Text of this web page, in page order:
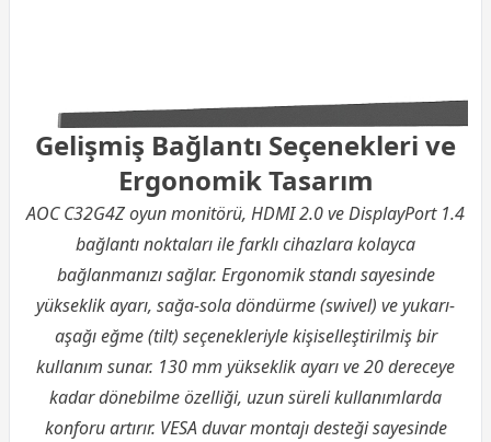
Gelişmiş Bağlantı Seçenekleri ve
Ergonomik Tasarım
AOC C32G4Z oyun monitörü, HDMI 2.0 ve DisplayPort 1.4
bağlantı noktaları ile farklı cihazlara kolayca
bağlanmanızı sağlar. Ergonomik standı sayesinde
yükseklik ayarı, sağa-sola döndürme (swivel) ve yukarı-
aşağı eğme (tilt) seçenekleriyle kişiselleştirilmiş bir
kullanım sunar. 130 mm yükseklik ayarı ve 20 dereceye
kadar dönebilme özelliği, uzun süreli kullanımlarda
konforu artırır. VESA duvar montajı desteği sayesinde